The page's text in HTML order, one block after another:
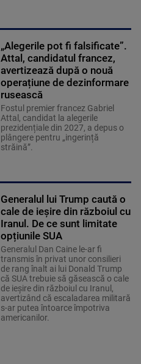
„Alegerile pot fi falsificate”.
Attal, candidatul francez,
avertizează după o nouă
operațiune de dezinformare
rusească
Fostul premier francez Gabriel
Attal, candidat la alegerile
prezidențiale din 2027, a depus o
plângere pentru „ingerință
străină”.
Generalul lui Trump caută o
cale de ieșire din războiul cu
Iranul. De ce sunt limitate
opțiunile SUA
Generalul Dan Caine le-ar fi
transmis în privat unor consilieri
de rang înalt ai lui Donald Trump
că SUA trebuie să găsească o cale
de ieșire din războiul cu Iranul,
avertizând că escaladarea militară
s-ar putea întoarce împotriva
americanilor.